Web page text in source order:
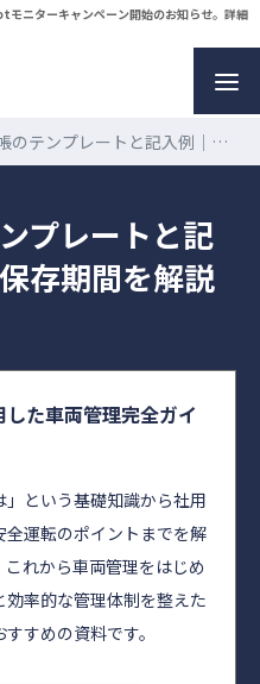
ニターキャンペーン開始のお知らせ。詳細
レートと記入例｜作成方法や保存期間を解説
プレートと記
存期間を解説
た車両管理完全ガイ
」という基礎知識から社用
全運転のポイントまでを解
これから車両管理をはじめ
効率的な管理体制を整えた
すめの資料です。